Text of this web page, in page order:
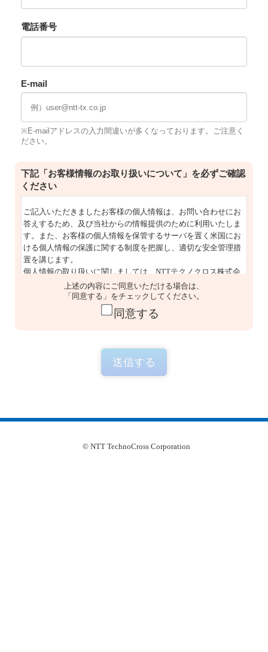
電話番号
E-mail
※E-mailアドレスの入力間違いが多くなっております。ご注意く
ださい。
下記「お客様情報のお取り扱いについて」を必ずご確認
ください
上述の内容にご同意いただける場合は、
「同意する」をチェックしてください。
同意する
© NTT TechnoCross Corporation